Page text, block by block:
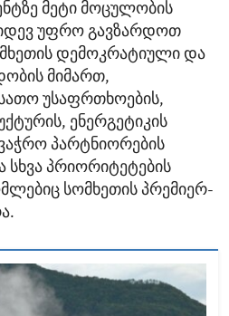
მეტი მოცულობის
უფრო გავზარდოთ
დემოკრატიული და
მიმართ,
უსაფრთხოების,
ენერგეტიკის
პარტნიორების
სხვა პრიორიტეტების
სომხეთის პრემიერ-